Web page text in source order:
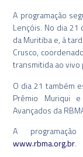
A programação
Lençóis. No dia 21
da Muritiba e, à
Crusco,
transmitida ao vivo
O dia 21 também
Prêmio Muriqui
Avançados da
A
www.rbma.org.br.